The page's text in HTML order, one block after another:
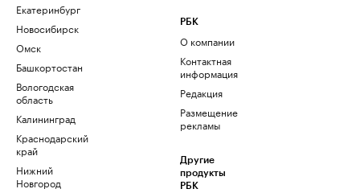
Екатеринбург
Новосибирск
Омск
Башкортостан
Вологодская
область
Калининград
Краснодарский
край
Нижний
Новгород
РБК
О компании
Контактная
информация
Редакция
Размещение
рекламы
Другие
продукты
РБК